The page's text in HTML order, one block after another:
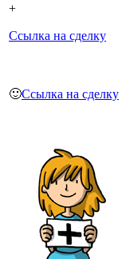
+
Ссылка на сделку
🙂Ссылка на сделку